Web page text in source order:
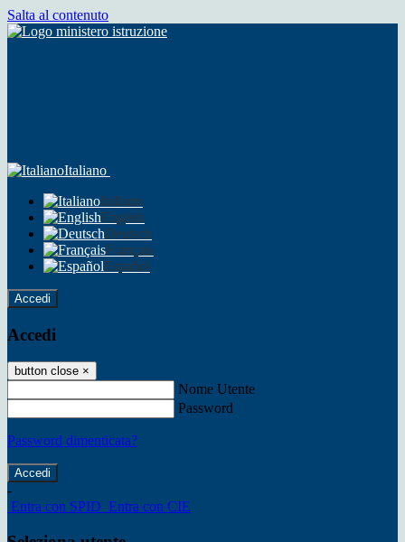
Salta al contenuto
Italiano
Italiano
English
Deutsch
Français
Español
Accedi
Accedi
button close ×
Nome Utente
Password
Password dimenticata?
-
Entra con SPID Entra con CIE